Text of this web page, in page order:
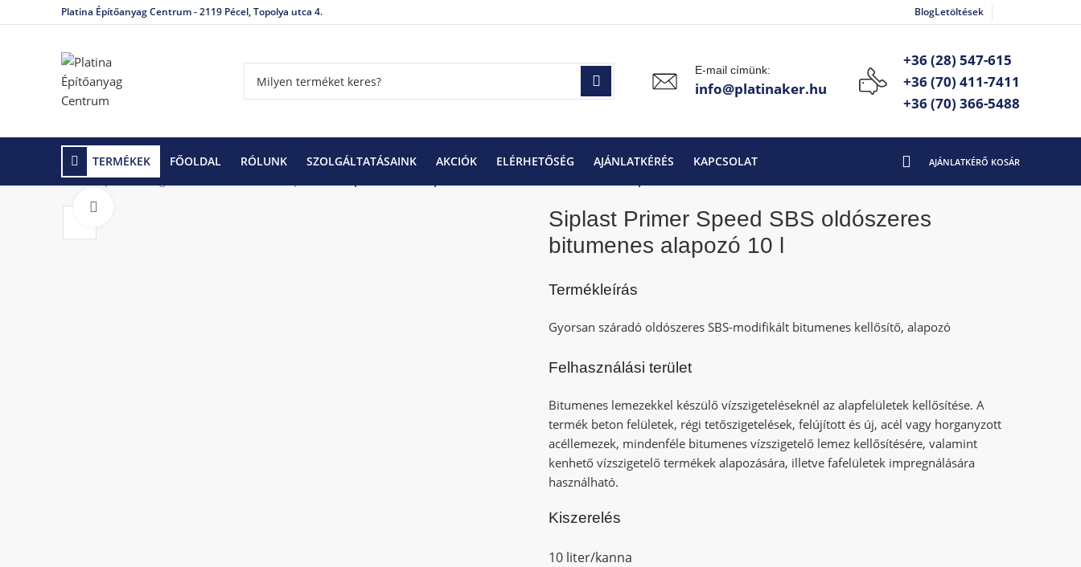
Platina Építőanyag Centrum - 2119 Pécel, Topolya utca 4. BlogLetöltések
E-mail címünk:
info@platinaker.hu
+36 (28) 547-615
+36 (70) 411-7411
+36 (70) 366-5488
TERMÉKEK FŐOLDAL RÓLUNK SZOLGÁLTATÁSAINK AKCIÓK ELÉRHETŐSÉG AJÁNLATKÉRÉS KAPCSOLAT
Kezdőlap Vízszigetelés
Siplast Primer Speed SBS oldószeres
bitumenes alapozó 10 l
Termékleírás
Gyorsan száradó oldószeres SBS-modifikált bitumenes kellősítő, alapozó
Felhasználási terület
Bitumenes lemezekkel készülő vízszigeteléseknél az alapfelületek kellősítése. A
termék beton felületek, régi tetőszigetelések, felújított és új, acél vagy horganyzott
acéllemezek, mindenféle bitumenes vízszigetelő lemez kellősítésére, valamint
kenhető vízszigetelő termékek alapozására, illetve fafelületek impregnálására
használható.
Kiszerelés
10 liter/kanna